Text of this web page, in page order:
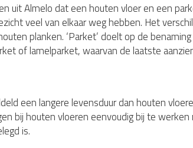
uit Almelo dat een houten vloer en een
veel van elkaar weg hebben. Het
planken. ‘Parket’ doelt op de
of lamelparket, waarvan de laatste
een langere levensduur dan houten
bij houten vloeren eenvoudig bij te
is.